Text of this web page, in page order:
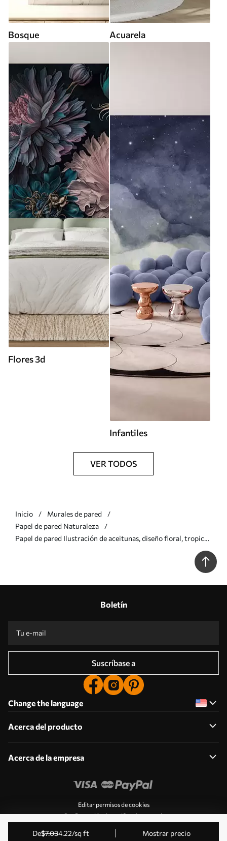
de$7.034.22/sq ft Mostrar precio
Bosque Acuarela
Flores 3d
Infantiles
VER TODOS
Inicio
Murales de pared
Papel de pared Naturaleza
Papel de pared Ilustración de aceitunas, diseño floral, tropical,
Boletín
Suscríbase a
Change the language
Acerca del producto
Acerca de la empresa
Editar permisos de cookies
Configuración de notificaciones push
© 2011-2026 Uwalls . Todos los derechos reservados.